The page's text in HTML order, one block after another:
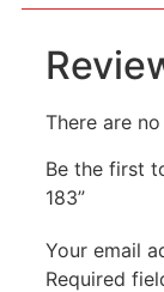
There are
Be the first
183”
Your email
Required